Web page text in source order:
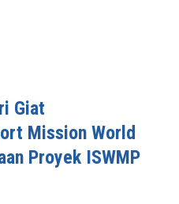
Giat
Mission World
Proyek ISWMP